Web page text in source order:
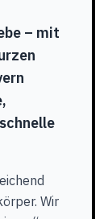
– mit
Wir